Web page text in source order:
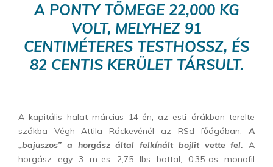
A PONTY TÖMEGE 22,000 KG
VOLT, MELYHEZ 91
CENTIMÉTERES TESTHOSSZ, ÉS
82 CENTIS KERÜLET TÁRSULT.
A kapitális halat március 14-én, az esti órákban terelte
szákba Végh Attila Ráckevénél az RSd főágában. A
„bajuszos” a horgász által felkínált bojlit vette fel. A
horgász egy 3 m-es 2,75 lbs bottal, 0.35-as monofil